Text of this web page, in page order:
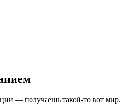
— получаешь такой-то вот мир.